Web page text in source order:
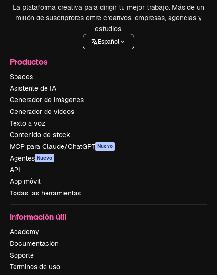
La plataforma creativa para dirigir tu mejor trabajo. Más de un
millón de suscriptores entre creativos, empresas, agencias y
estudios.
Español
Productos
Spaces
Asistente de IA
Generador de imágenes
Generador de vídeos
Texto a voz
Contenido de stock
MCP para Claude/ChatGPT Nuevo
Agentes Nuevo
API
App móvil
Todas las herramientas
Información útil
Academy
Documentación
Soporte
Términos de uso